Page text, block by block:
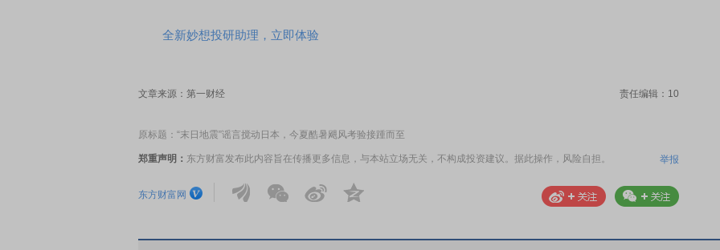
全新妙想投研助理，立即体验
文章来源：第一财经 责任编辑：10
原标题：“末日地震”谣言搅动日本，今夏酷暑飓风考验接踵而至
郑重声明： 东方财富发布此内容旨在传播更多信息，与本站立场无关，不构成投资建议。据此操作，风险自担。 举报
东方财富网